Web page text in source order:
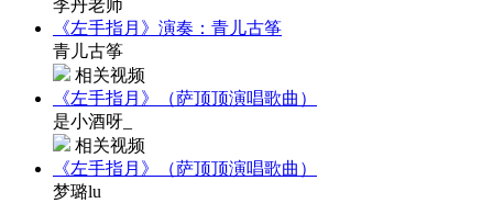
李丹老师
《左手指月》演奏：青儿古筝
青儿古筝
相关视频
《左手指月》（萨顶顶演唱歌曲）
是小酒呀_
相关视频
《左手指月》（萨顶顶演唱歌曲）
梦璐lu